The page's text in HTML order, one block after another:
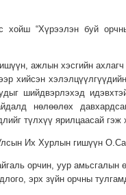
хойш “Хүрээлэн буй
ажлын хэсгийн
хийсэн
шийдвэрлэхэд
нөлөөлөх
түлхүү ярилцаасай гэж
Их Хурлын гишүүн
орчин, уур амьсгалын
эрх зүйн орчны